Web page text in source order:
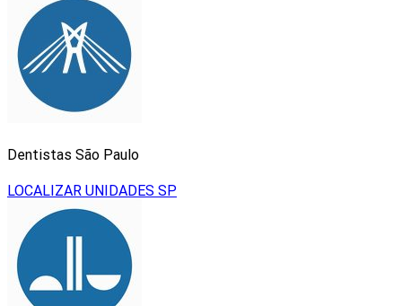
Dentistas São Paulo
LOCALIZAR UNIDADES SP